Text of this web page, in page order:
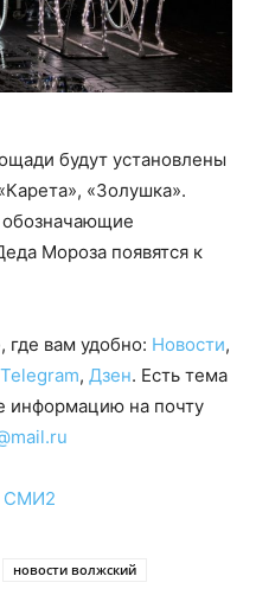
будут установлены
«Золушка».
Мороза появятся к
где вам удобно: Новости,
Telegram, Дзен. Есть тема
информацию на почту
СМИ2
новости волжский